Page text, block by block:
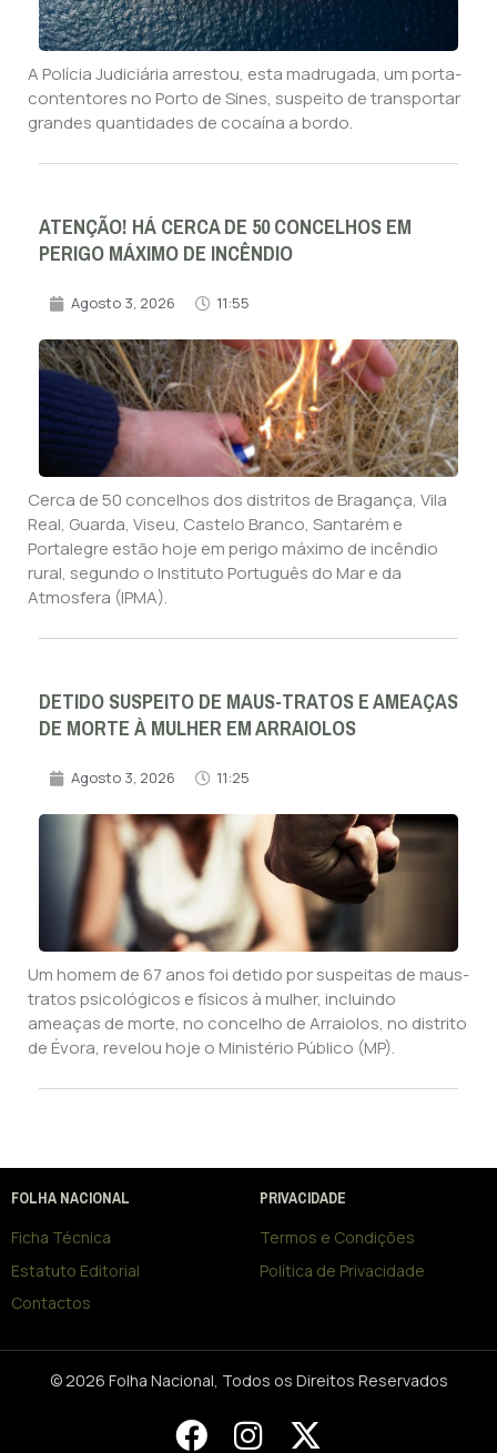
A Polícia Judiciária arrestou, esta madrugada, um porta-
contentores no Porto de Sines, suspeito de transportar
grandes quantidades de cocaína a bordo.
ATENÇÃO! HÁ CERCA DE 50 CONCELHOS EM
PERIGO MÁXIMO DE INCÊNDIO
Agosto 3, 2026 11:55
Cerca de 50 concelhos dos distritos de Bragança, Vila
Real, Guarda, Viseu, Castelo Branco, Santarém e
Portalegre estão hoje em perigo máximo de incêndio
rural, segundo o Instituto Português do Mar e da
Atmosfera (IPMA).
DETIDO SUSPEITO DE MAUS-TRATOS E AMEAÇAS
DE MORTE À MULHER EM ARRAIOLOS
Agosto 3, 2026 11:25
Um homem de 67 anos foi detido por suspeitas de maus-
tratos psicológicos e físicos à mulher, incluindo
ameaças de morte, no concelho de Arraiolos, no distrito
de Évora, revelou hoje o Ministério Público (MP).
FOLHA NACIONAL
Ficha Técnica
Estatuto Editorial
Contactos
PRIVACIDADE
Termos e Condições
Política de Privacidade
© 2026 Folha Nacional, Todos os Direitos Reservados